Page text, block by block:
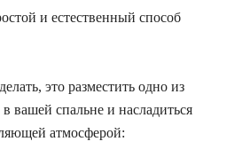
и естественный способ
это разместить одно из
вашей спальне и насладиться
атмосферой: